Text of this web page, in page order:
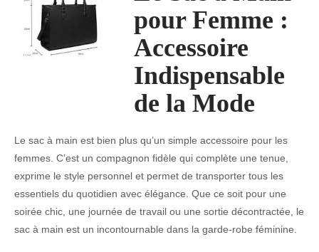
pour Femme :
Accessoire
Indispensable
de la Mode
Le sac à main est bien plus qu’un simple accessoire pour les
femmes. C’est un compagnon fidèle qui complète une tenue,
exprime le style personnel et permet de transporter tous les
essentiels du quotidien avec élégance. Que ce soit pour une
soirée chic, une journée de travail ou une sortie décontractée, le
sac à main est un incontournable dans la garde-robe féminine.